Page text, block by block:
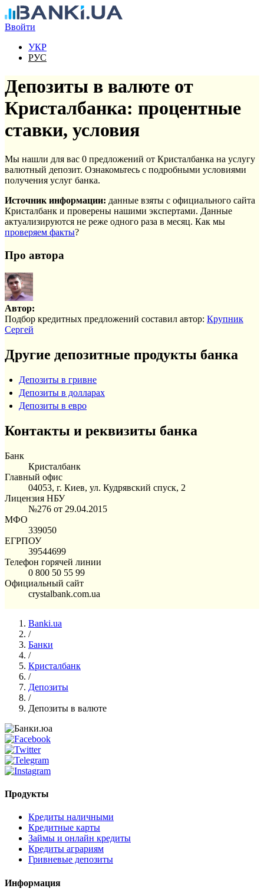
Перейти к основному содержанию
Ввойти
УКР
РУС
Депозиты в валюте от
Кристалбанка: процентные
ставки, условия
Мы нашли для вас 0 предложений от Кристалбанка на услугу
валютный депозит. Ознакомьтесь с подробными условиями
получения услуг банка.
Источник информации: данные взяты с официального сайта
Кристалбанк и проверены нашими экспертами. Данные
актуализируются не реже одного раза в месяц. Как мы
проверяем факты?
Про автора
Автор:
Подбор кредитных предложений составил автор: Крупник
Сергей
Другие депозитные продукты банка
Депозиты в гривне
Депозиты в долларах
Депозиты в евро
Контакты и реквизиты банка
Банк
Кристалбанк
Главный офис
04053, г. Киев, ул. Кудрявский спуск, 2
Лицензия НБУ
№276 от 29.04.2015
МФО
339050
ЕГРПОУ
39544699
Телефон горячей линии
0 800 50 55 99
Официальный сайт
crystalbank.com.ua
Banki.ua
/
Банки
/
Кристалбанк
/
Депозиты
/
Депозиты в валюте
Продукты
Кредиты наличными
Кредитные карты
Займы и онлайн кредиты
Кредиты аграриям
Гривневые депозиты
Информация